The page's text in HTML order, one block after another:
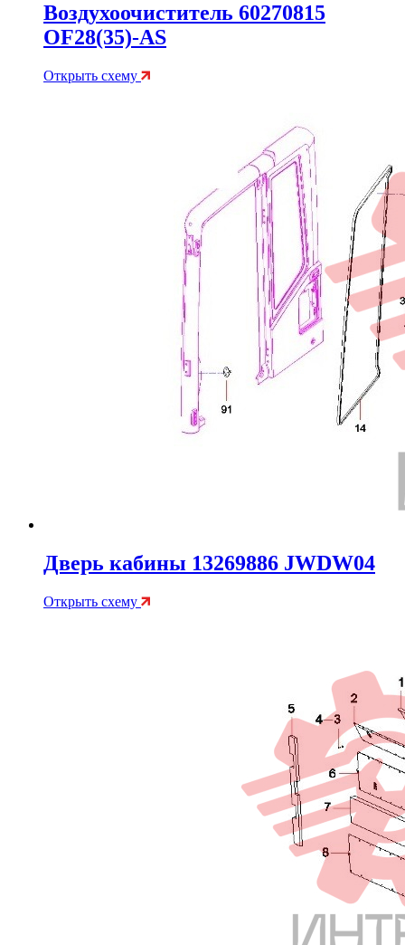
Воздухоочиститель 60270815
OF28(35)-AS
Открыть схему
Дверь кабины 13269886 JWDW04
Открыть схему